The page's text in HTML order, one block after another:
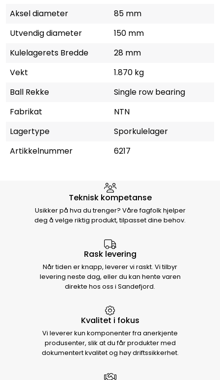
Aksel diameter
85 mm
Utvendig diameter
150 mm
Kulelagerets Bredde
28 mm
Vekt
1.870 kg
Ball Rekke
Single row bearing
Fabrikat
NTN
Lagertype
Sporkulelager
Artikkelnummer
6217
Hvorfor velge Storm Halvorsen
Teknisk kompetanse
Usikker på hva du trenger? Våre fagfolk hjelper
deg å velge riktig produkt, tilpasset dine behov.
Rask levering
Når tiden er knapp, leverer vi raskt. Vi tilbyr
levering neste dag, eller du kan hente varen
direkte hos oss i Sandefjord.
Kvalitet i fokus
Vi leverer kun komponenter fra anerkjente
produsenter, slik at du får produkter med
dokumentert kvalitet og høy driftssikkerhet.